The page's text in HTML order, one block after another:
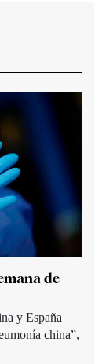
de
y España
china”,